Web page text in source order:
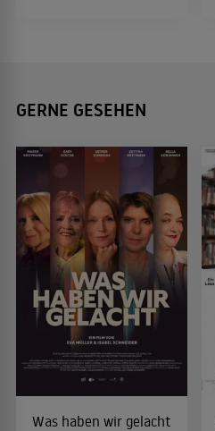
GERNE GESEHEN
Was haben wir gelacht